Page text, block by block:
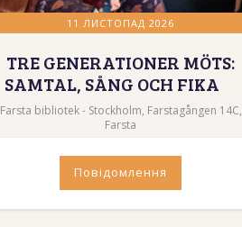
11 ЛИСТОПАД 2026
TRE GENERATIONER MÖTS:
SAMTAL, SÅNG OCH FIKA
Farsta bibliotek - Stockholm, Farstagången 14C,
Farsta
Повідомлення